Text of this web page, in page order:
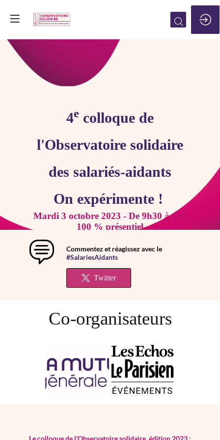
4e colloque de
l'Observatoire solidaire
des salariés-aidants
On expérimente !
Mardi 3 octobre 2023 - De 9h30 à 12h
100 % présentiel
Accueil café à partir de 9h et cocktail
déjeunatoire à partir de 12h
Commentez et réagissez avec le
#SalariesAidants
Twitter
Co-organisateurs
Le colloque de l'Observatoire solidaire, édition 2023 :